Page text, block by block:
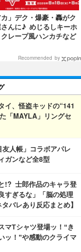
カ」デク・爆豪・轟がク
さんに♪ めじるしキーホ
クレープ風ハンカチなど
＆コラボクレープが登
Recommended by
イ、怪盗キッドの“141
「MAYLA」リングセ
人帳」コラボアパレ
ガンなど全8型
!? 士郎作品のキャラ登
すぎるな」「脳の処理
バレあり反応まとめ】
マTシャツ登場ッ！“き
ッ！”や感動のクライマ